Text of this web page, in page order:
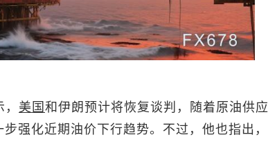
美国 和伊朗预计将恢复谈判，随着原油供应
强化近期油价下行趋势。不过，他也指出，